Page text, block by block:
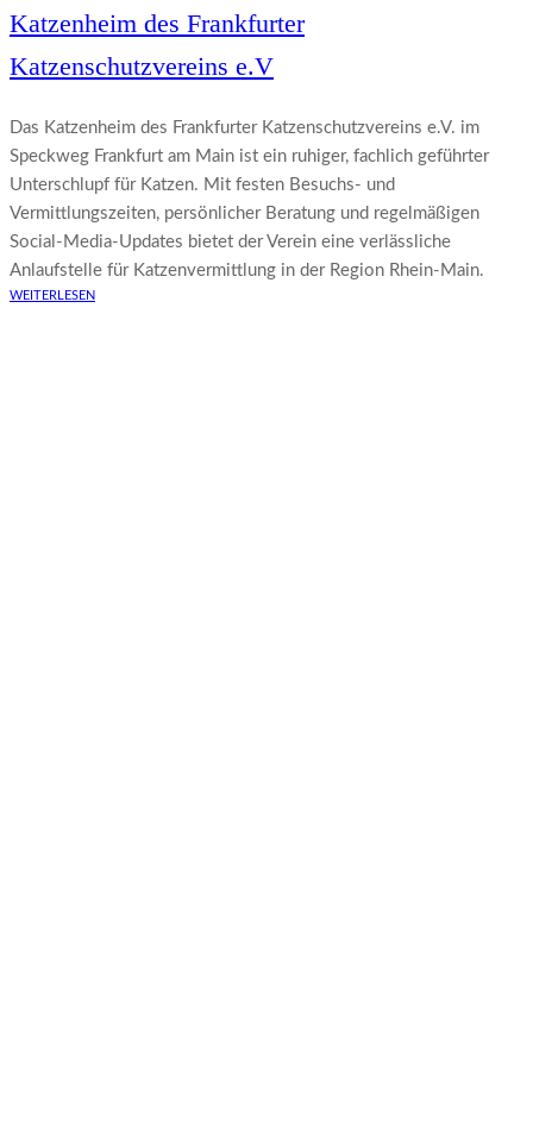
Katzenheim des Frankfurter
Katzenschutzvereins e.V
Das Katzenheim des Frankfurter Katzenschutzvereins e.V. im
Speckweg Frankfurt am Main ist ein ruhiger, fachlich geführter
Unterschlupf für Katzen. Mit festen Besuchs- und
Vermittlungszeiten, persönlicher Beratung und regelmäßigen
Social-Media-Updates bietet der Verein eine verlässliche
Anlaufstelle für Katzenvermittlung in der Region Rhein-Main.
WEITERLESEN